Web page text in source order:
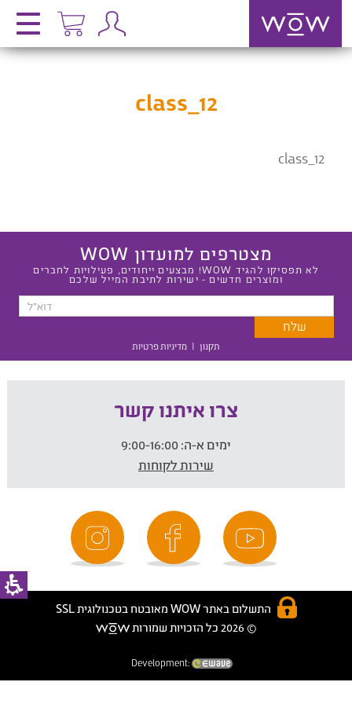
class_12
class_12
מצטרפים למועדון WOW
לא תפסיקו להגיד WOW! מבצעים ייחודים, פעילויות לחברים
ומוצרים חדשים - ישירות לתיבת המייל שלכם
תקנון | מדיניות פרטיות
צרו איתנו קשר
ימים א-ה:
שירות לקוחות
התשלום באתר WOW מאובטח בטכנולוגית SSL
© 2026 כל הזכויות שמורות
Development: